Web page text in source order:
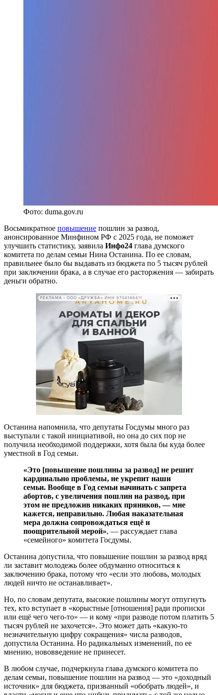
Фото: duma.gov.ru
Восьмикратное повышение пошлин за развод,
анонсированное Минфином РФ с 2025 года, не поможет
улучшить статистику, заявила Инфо24 глава думского
комитета по делам семьи Нина Останина. По ее словам,
правильнее было бы выдавать из бюджета по 5 тысяч рублей
при заключении брака, а в случае его расторжения — забирать
деньги обратно.
РЕКЛАМА • ООО «ДРУЖБА» ИНН 9704146411
Останина напомнила, что депутаты Госдумы много раз
выступали с такой инициативой, но она до сих пор не
получила необходимой поддержки, хотя была бы куда более
уместной в Год семьи.
«Это [повышение пошлины за развод] не решит
кардинально проблемы, не укрепит наши
семьи. Вообще в Год семьи начинать с запрета
абортов, с увеличения пошлин на развод, при
этом не предложив никаких пряников, — мне
кажется, неправильно. Любая наказательная
мера должна сопровождаться ещё и
поощрительной мерой», — рассуждает глава
«семейного» комитета Госдумы.
Останина допустила, что повышение пошлин за развод вряд
ли заставит молодежь более обдуманно относиться к
заключению брака, потому что «если это любовь, молодых
людей ничто не останавливает».
Но, по словам депутата, высокие пошлины могут отпугнуть
тех, кто вступает в «корыстные [отношения] ради прописки
или ещё чего чего-то» — и кому «при разводе потом платить 5
тысяч рублей не захочется». Это может дать «какую-то
незначительную цифру сокращения» числа разводов,
допустила Останина. Но радикальных изменений, по ее
мнению, нововведение не принесет.
В любом случае, подчеркнула глава думского комитета по
делам семьи, повышение пошлин на развод — это «доходный
источник» для бюджета, призванный «обобрать людей», и